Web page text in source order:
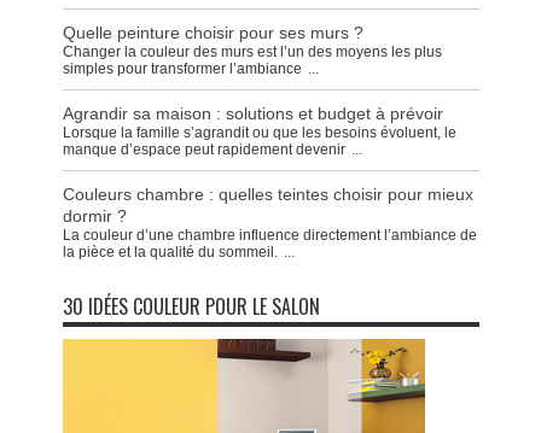
Quelle peinture choisir pour ses murs ?
Changer la couleur des murs est l’un des moyens les plus
simples pour transformer l’ambiance ...
Agrandir sa maison : solutions et budget à prévoir
Lorsque la famille s’agrandit ou que les besoins évoluent, le
manque d’espace peut rapidement devenir ...
Couleurs chambre : quelles teintes choisir pour mieux
dormir ?
La couleur d’une chambre influence directement l’ambiance de
la pièce et la qualité du sommeil. ...
30 IDÉES COULEUR POUR LE SALON